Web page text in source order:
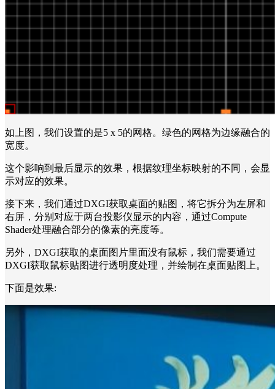
如上图，我们设置的是5 x 5的网格。绿色的网格为边缘融合的
宽度。
这个影响到最后显示的效果，根据纹理坐标映射的不同，会显
示对应的效果。
接下来，我们通过DXGI获取桌面的贴图，将它拆分为左屏和
右屏，分别对应于两台投影仪显示的内容，通过Compute
Shader处理融合部分的像素的亮度等。
另外，DXGI获取的桌面图片里面没有鼠标，我们需要通过
DXGI获取鼠标贴图进行透明度处理，并绘制在桌面贴图上。
下面是效果: